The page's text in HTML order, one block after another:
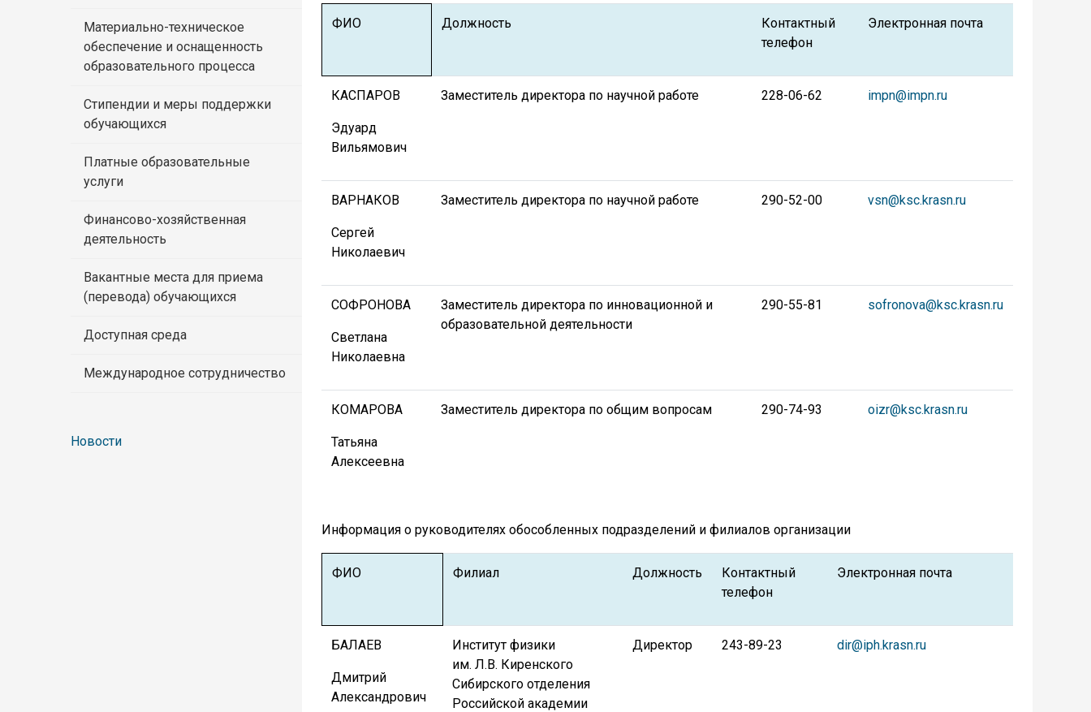
Материально-техническое
обеспечение и оснащенность
образовательного процесса
Стипендии и меры поддержки
обучающихся
Платные образовательные
услуги
Финансово-хозяйственная
деятельность
Вакантные места для приема
(перевода) обучающихся
Доступная среда
Международное сотрудничество
Новости
ФИО Должность
Контактный
телефон
Электронная почта
КАСПАРОВ
Эдуард
Вильямович
Заместитель директора по научной работе 228-06-62 impn@impn.ru
ВАРНАКОВ
Сергей
Николаевич
Заместитель директора по научной работе 290-52-00 vsn@ksc.krasn.ru
СОФРОНОВА
Светлана
Николаевна
Заместитель директора по инновационной и
образовательной деятельности
290-55-81 sofronova@ksc.krasn.ru
КОМАРОВА
Татьяна
Алексеевна
Заместитель директора по общим вопросам 290-74-93 oizr@ksc.krasn.ru
Информация о руководителях обособленных подразделений и филиалов организации
ФИО Филиал Должность
Контактный
телефон
Электронная почта
БАЛАЕВ
Дмитрий
Александрович
Институт физики
им. Л.В. Киренского
Сибирского отделения
Российской академии
Директор 243-89-23 dir@iph.krasn.ru